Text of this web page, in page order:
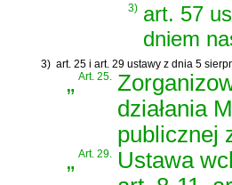
3) art. 57
dniem
3) art. 25 i art. 29 ustawy z dnia 5
„Art. 25.
działania
publicznej
„Art. 29. Ustawa